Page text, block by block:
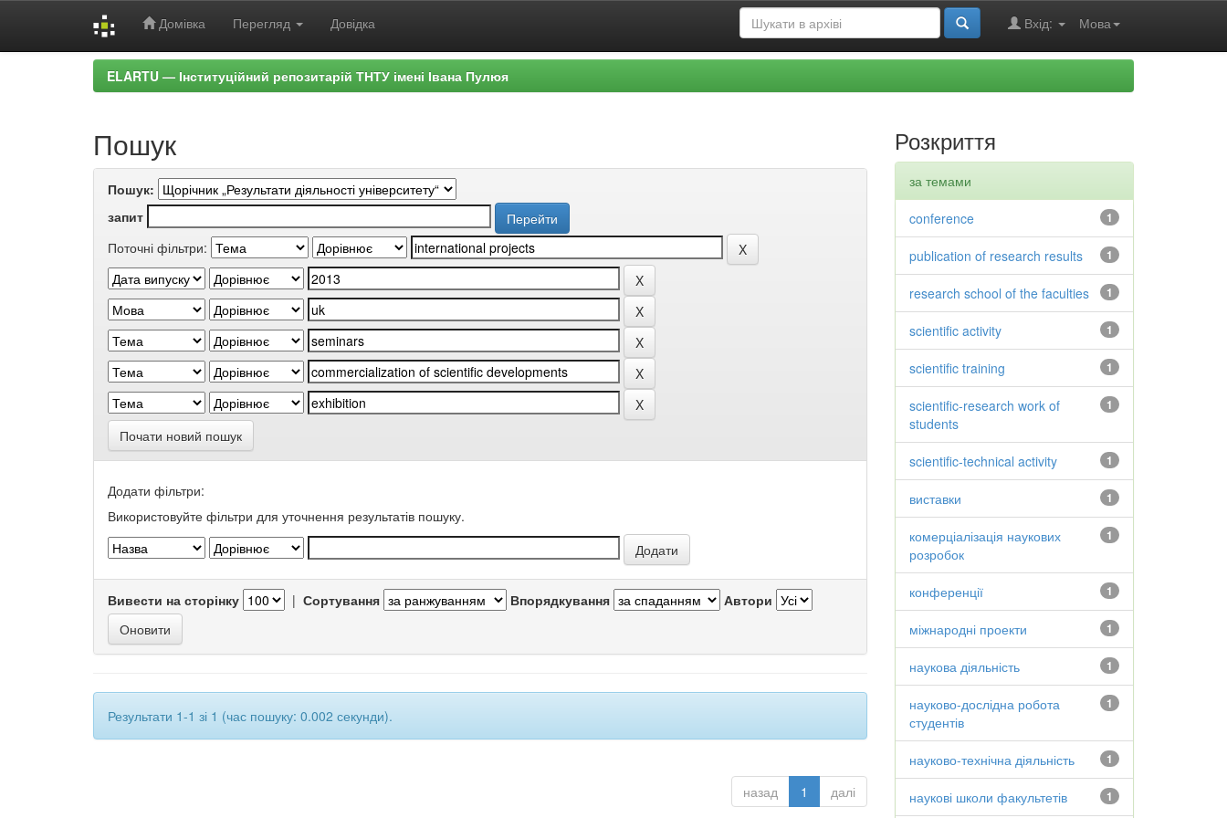
Домівка Перегляд Довідка Мова
Вхід:
ELARTU — Інституційний репозитарій ТНТУ імені Івана Пулюя
Пошук
Пошук:
запит
Поточні фільтри:
Почати новий пошук
Додати фільтри:
Використовуйте фільтри для уточнення результатів пошуку.
Вивести на сторінку | Сортування Впорядкування Автори
Результати 1-1 зі 1 (час пошуку: 0.002 секунди).
назад 1 далі
Розкриття
за темами
1
conference
1
publication of research results
1
research school of the faculties
1
scientific activity
1
scientific training
1
scientific-research work of
students
1
scientific-technical activity
1
виставки
1
комерціалізація наукових
розробок
1
конференції
1
міжнародні проекти
1
наукова діяльність
1
науково-дослідна робота
студентів
1
науково-технічна діяльність
1
наукові школи факультетів